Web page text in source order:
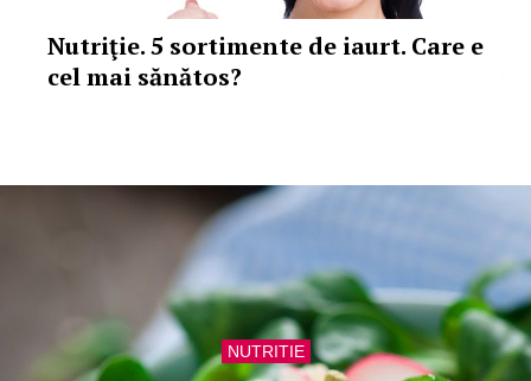
Nutriţie. 5 sortimente de iaurt. Care e
cel mai sănătos?
NUTRITIE